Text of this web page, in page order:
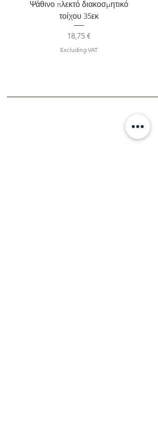
Ψάθινο πλεκτό διακοσμητικό
τοίχου 35εκ
Price
18,75 €
Excluding VAT